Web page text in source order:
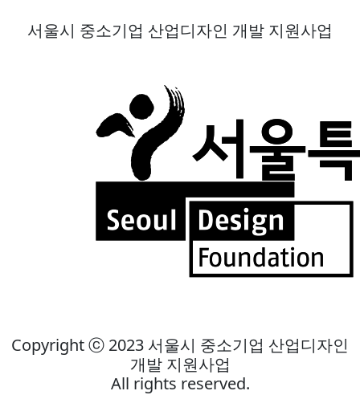
서울시 중소기업 산업디자인 개발 지원사업
Copyright ⓒ 2023 서울시 중소기업 산업디자인
개발 지원사업
All rights reserved.